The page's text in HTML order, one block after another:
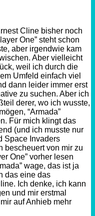
Cline bisher noch
One” steht schon
aber irgendwie kam
Aber vielleicht
weil ich durch die
Umfeld einfach viel
dann leider immer erst
zu suchen. Aber ich
derer, wo ich wusste,
“Armada”
Für mich klingt das
(und ich musste nur
Space Invaders
bescheuert von mir zu
One” vorher lesen
wage, das ist ja
das eine das
Ich denke, ich kann
und mir erstmal
auf Anhieb mehr